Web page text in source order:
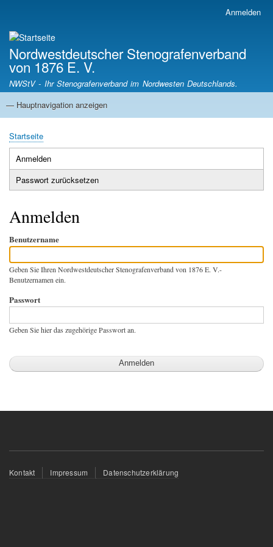
Anmelden
Nordwestdeutscher Stenografenverband
von 1876 E. V.
NWStV - Ihr Stenografenverband im Nordwesten Deutschlands.
Hauptnavigation
— Hauptnavigation anzeigen
Startseite
Mitgliedsvereine
Termine
Satzung
Pfadnavigation
Startseite
Primäre
Reiter
Anmelden
Reiter)
Passwort zurücksetzen
Anmelden
Benutzername
Geben Sie Ihren Nordwestdeutscher Stenografenverband von 1876 E. V.-
Benutzernamen ein.
Passwort
Geben Sie hier das zugehörige Passwort an.
Fußzeilenmenü
Kontakt Impressum Datenschutzerklärung